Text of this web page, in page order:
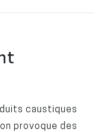
caustiques
provoque des